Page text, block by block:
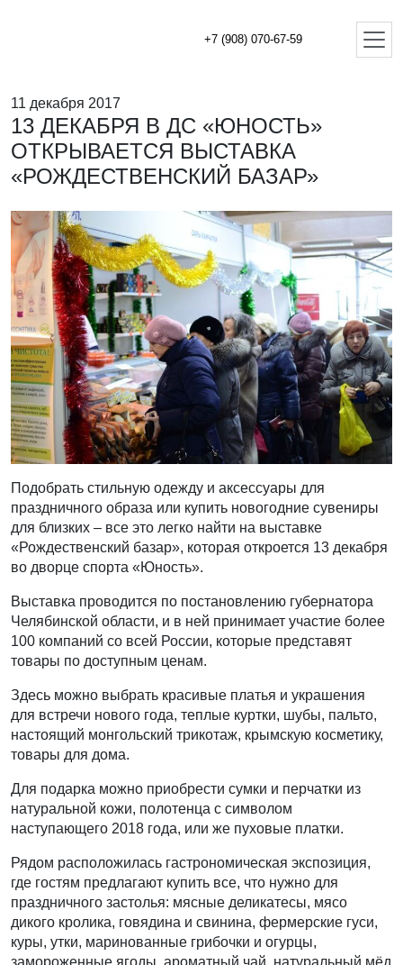
+7 (908) 070-67-59
11 декабря 2017
13 ДЕКАБРЯ В ДС «ЮНОСТЬ»
ОТКРЫВАЕТСЯ ВЫСТАВКА
«РОЖДЕСТВЕНСКИЙ БАЗАР»
Подобрать стильную одежду и аксессуары для
праздничного образа или купить новогодние сувениры
для близких – все это легко найти на выставке
«Рождественский базар», которая откроется 13 декабря
во дворце спорта «Юность».
Выставка проводится по постановлению губернатора
Челябинской области, и в ней принимает участие более
100 компаний со всей России, которые представят
товары по доступным ценам.
Здесь можно выбрать красивые платья и украшения
для встречи нового года, теплые куртки, шубы, пальто,
настоящий монгольский трикотаж, крымскую косметику,
товары для дома.
Для подарка можно приобрести сумки и перчатки из
натуральной кожи, полотенца с символом
наступающего 2018 года, или же пуховые платки.
Рядом расположилась гастрономическая экспозиция,
где гостям предлагают купить все, что нужно для
праздничного застолья: мясные деликатесы, мясо
дикого кролика, говядина и свинина, фермерские гуси,
куры, утки, маринованные грибочки и огурцы,
замороженные ягоды, ароматный чай, натуральный мёд